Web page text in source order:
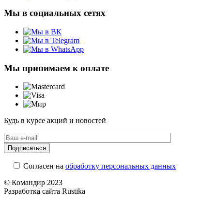
Мы в социальных сетях
Мы принимаем к оплате
Будь в курсе акций и новостей
Согласен на обработку персональных данных
© Командир 2023
Разработка сайта Rustika